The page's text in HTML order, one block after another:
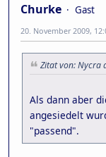
Churke
Gast
20. November 2009,
Zitat von: Nycra
Als dann aber
angesiedelt
"passend".